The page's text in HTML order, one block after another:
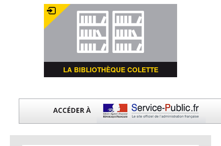
LA BIBLIOTHÈQUE COLETTE